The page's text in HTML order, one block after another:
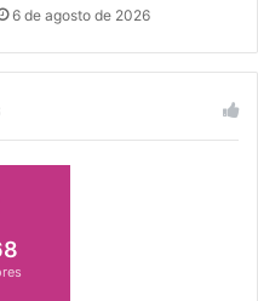
6 de agosto de 2026